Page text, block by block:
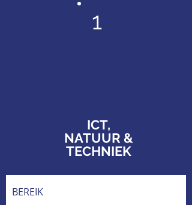
1
ICT,
NATUUR &
TECHNIEK
BEREIK